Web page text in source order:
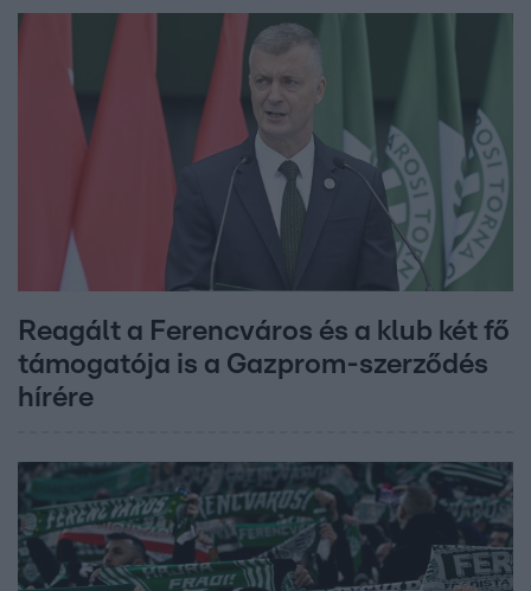
Reagált a Ferencváros és a klub két fő
támogatója is a Gazprom-szerződés
hírére